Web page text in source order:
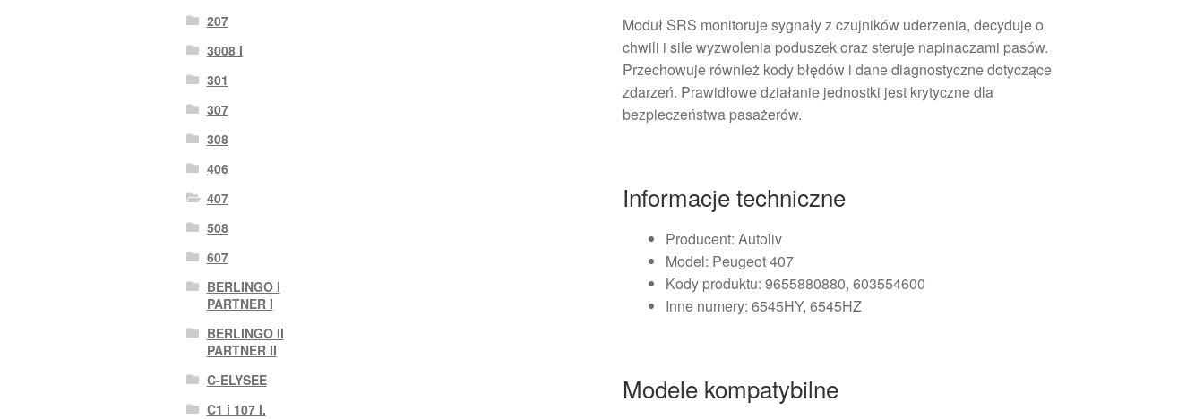
Moduł SRS monitoruje sygnały z czujników uderzenia, decyduje o
chwili i sile wyzwolenia poduszek oraz steruje napinaczami pasów.
Przechowuje również kody błędów i dane diagnostyczne dotyczące
zdarzeń. Prawidłowe działanie jednostki jest krytyczne dla
bezpieczeństwa pasażerów.
Informacje techniczne
Producent: Autoliv
Model: Peugeot 407
Kody produktu: 9655880880, 603554600
Inne numery: 6545HY, 6545HZ
Modele kompatybilne
207
3008 I
301
307
308
406
407
508
607
BERLINGO I
PARTNER I
BERLINGO II
PARTNER II
C-ELYSEE
C1 i 107 I.